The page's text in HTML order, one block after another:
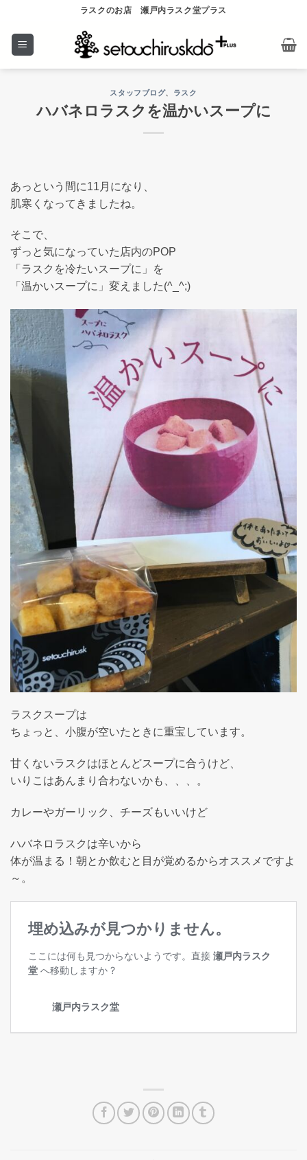
content
ラスクのお店 瀬戸内ラスク堂プラス
スタッフブログ、 ラスク
ハバネロラスクを温かいスープに
あっという間に11月になり、
肌寒くなってきましたね。
そこで、
ずっと気になっていた店内のPOP
「ラスクを冷たいスープに」を
「温かいスープに」変えました(^_^;)
ラスクスープは
ちょっと、小腹が空いたときに重宝しています。
甘くないラスクはほとんどスープに合うけど、
いりこはあんまり合わないかも、、、。
カレーやガーリック、チーズもいいけど
ハバネロラスクは辛いから
体が温まる！朝とか飲むと目が覚めるからオススメですよ
～。